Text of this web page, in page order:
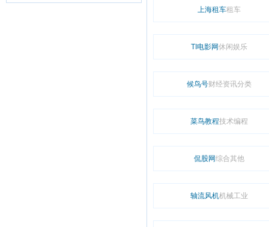
上海租车租车
TI电影网休闲娱乐
候鸟号财经资讯分类
菜鸟教程技术编程
侃股网综合其他
轴流风机机械工业